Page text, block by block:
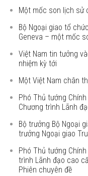
Một mốc son lịch sử
Bộ Ngoại giao tổ
Geneva – một mốc
Việt Nam tin tưởng
nhiệm kỳ tới
Một Việt Nam chân
Phó Thủ tướng
Chương trình Lãnh
Bộ trưởng Bộ Ngoại
trưởng Ngoại giao
Phó Thủ tướng
trình Lãnh đạo cao
Phiên chuyên đề